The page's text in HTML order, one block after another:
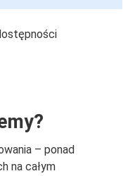
– ponad
na całym